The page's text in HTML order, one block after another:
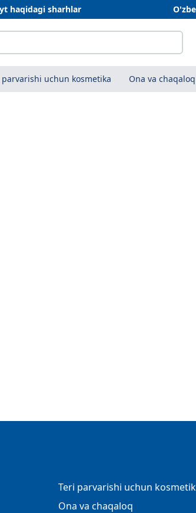
haqidagi sharhlar
parvarishi uchun kosmetika Ona va chaqaloq
Teri parvarishi uchun
Ona va chaqaloq